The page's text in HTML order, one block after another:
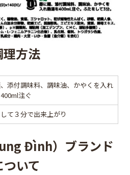
理方法
添付調味料、調味油、かやくを入れ
注ぐ
て３分で出来上がり
Đình）ブランド
ついて